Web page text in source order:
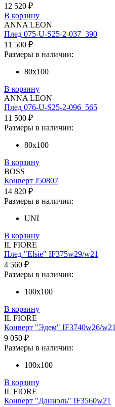
12 520 ₽
В корзину
ANNA LEON
Плед 075-U-S25-2-037_390
11 500 ₽
Размеры в наличии:
80х100
В корзину
ANNA LEON
Плед 076-U-S25-2-096_565
11 500 ₽
Размеры в наличии:
80х100
В корзину
BOSS
Конверт J50807
14 820 ₽
Размеры в наличии:
UNI
В корзину
IL FIORE
Плед "Elsie" IF375w29/w21
4 560 ₽
Размеры в наличии:
100х100
В корзину
IL FIORE
Конверт "Эдем" IF3740w26/w21
9 050 ₽
Размеры в наличии:
100х100
В корзину
IL FIORE
Конверт "Даниэль" IF3560w21